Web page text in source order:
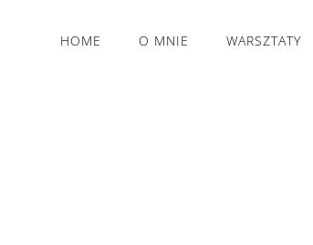
HOME O MNIE WARSZTATY